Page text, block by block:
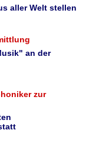
aller Welt stellen
an der
zur